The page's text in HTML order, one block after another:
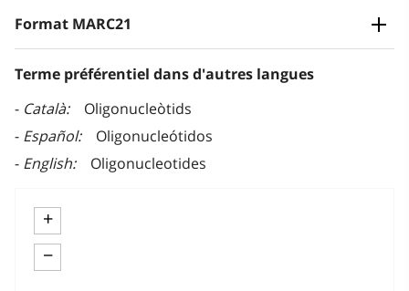
Format MARC21
Terme préférentiel dans d'autres langues
Català
Oligonucleòtids
Español
Oligonucleótidos
English
Oligonucleotides
+
−